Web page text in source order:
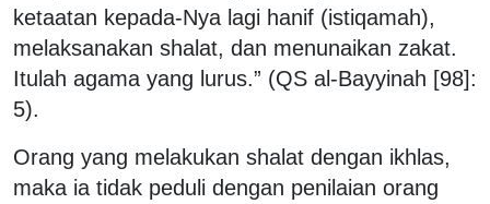
ketaatan kepada-Nya lagi hanif (istiqamah),
melaksanakan shalat, dan menunaikan zakat.
Itulah agama yang lurus.” (QS al-Bayyinah [98]:
5).
Orang yang melakukan shalat dengan ikhlas,
maka ia tidak peduli dengan penilaian orang